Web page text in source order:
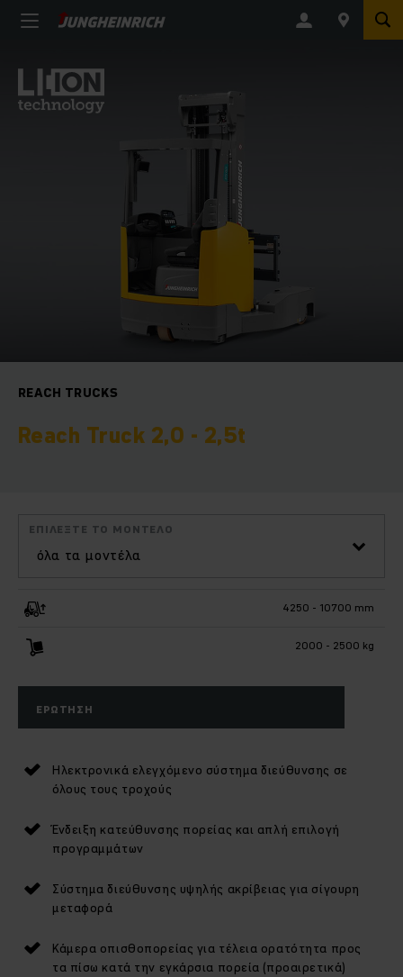
REACH TRUCKS
Reach Truck 2,0 - 2,5t
όλα τα μοντέλα
ΕΠΙΛΈΞΤΕ ΤΟ ΜΟΝΤΈΛΟ
4250 - 10700 mm
2000 - 2500 kg
ΕΡΏΤΗΣΗ
Ηλεκτρονικά ελεγχόμενο σύστημα διεύθυνσης σε
όλους τους τροχούς
Ένδειξη κατεύθυνσης πορείας και απλή επιλογή
προγραμμάτων
Σύστημα διεύθυνσης υψηλής ακρίβειας για σίγουρη
μεταφορά
Κάμερα οπισθοπορείας για τέλεια ορατότητα προς
τα πίσω κατά την εγκάρσια πορεία (προαιρετικά)